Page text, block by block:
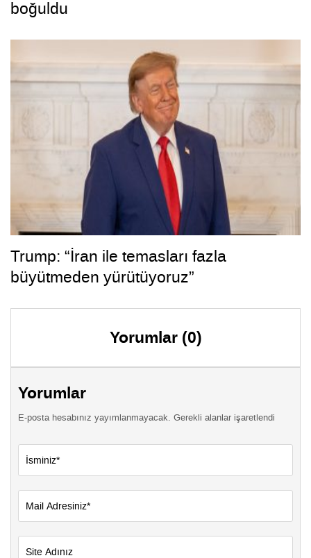
boğuldu
Trump: “İran ile temasları fazla
büyütmeden yürütüyoruz”
Yorumlar (0)
Yorumlar
E-posta hesabınız yayımlanmayacak. Gerekli alanlar işaretlendi